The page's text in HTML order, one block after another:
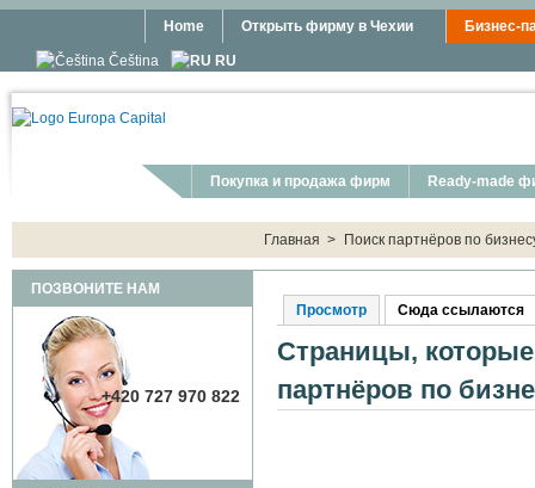
Перейти к основному содержанию
Home
Открыть фирму в Чехии Бизнес-
Čeština RU
Покупка и продажа фирм Ready-made
Главная > Поиск партнёров по
ПОЗВОНИТЕ НАМ
+420 727 970 822
Главные вкладки
Просмотр Сюда ссылаются
Страницы,
партнёров по